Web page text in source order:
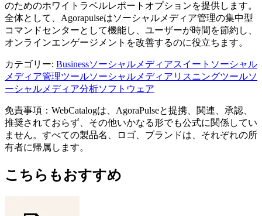
のためのホワイトラベルレポートオプションを提供します。
全体として、Agorapulseはソーシャルメディア管理の集中型
コマンドセンターとして機能し、ユーザーが時間を節約し、
オンラインエンゲージメントを改善するのに役立ちます。
カテゴリー: Businessソーシャルメディアスイート ソーシャル
メディア管理ツールソーシャルメディアリスニングツールソ
ーシャルメディア分析ソフトウェア
免責事項：WebCatalogは、AgoraPulseと提携、関連、承認、
推奨されておらず、その他いかなる形でも公式に関係してい
ません。すべての製品名、ロゴ、ブランドは、それぞれの所
有者に帰属します。
こちらもおすすめ